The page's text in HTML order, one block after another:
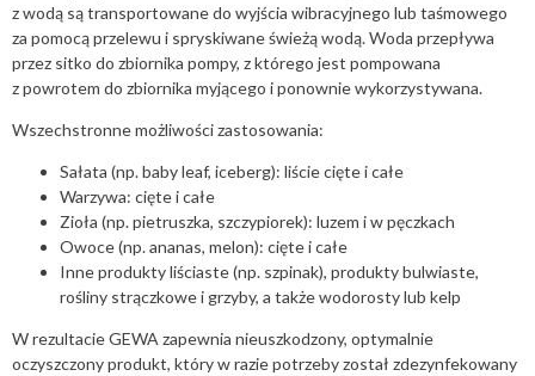
z wodą są transportowane do wyjścia wibracyjnego lub taśmowego
za pomocą przelewu i spryskiwane świeżą wodą. Woda przepływa
przez sitko do zbiornika pompy, z którego jest pompowana
z powrotem do zbiornika myjącego i ponownie wykorzystywana.
Wszechstronne możliwości zastosowania:
Sałata (np. baby leaf, iceberg): liście cięte i całe
Warzywa: cięte i całe
Zioła (np. pietruszka, szczypiorek): luzem i w pęczkach
Owoce (np. ananas, melon): cięte i całe
Inne produkty liściaste (np. szpinak), produkty bulwiaste,
rośliny strączkowe i grzyby, a także wodorosty lub kelp
W rezultacie GEWA zapewnia nieuszkodzony, optymalnie
oczyszczony produkt, który w razie potrzeby został zdezynfekowany